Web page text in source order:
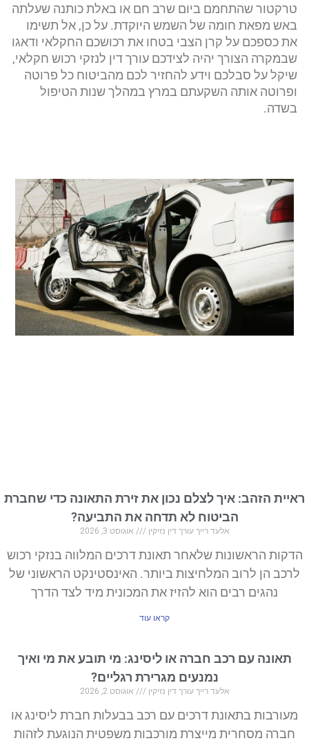
טרקטור שהתחמם ביום שרב חם או באלת כותנה שעלתה
באש מפאת חומה של השמש היוקדת. על כן, אל תשימו
את כספכם על קרן הצבי בטחו את רכושכם החקלאי ודאגו
שבמקרה הצורך יהיה לצידכם עורך דין לנזקי רכוש חקלאי,
שיקל על סבלכם וידע להחזיר לכם מהביטוח כל פרוטה
ופרוטה אותה השקעתם במרץ במהלך שנות הטיפול
בשדה.
ראיית הזהב: איך לצלם נכון את זירת התאונה כדי שחברת
הביטוח לא תדחה את התביעה?
אלעד רייך עורך דין נזיקין אוגוסט 3, 2026
הדקות הראשונות שלאחר תאונת דרכים המלווה בנזקי רכוש
לרכב הן לרוב המלחיצות ביותר. האינסטינקט הראשוני של
נהגים רבים הוא להזיז את המכונית מיד לצד הדרך
קראו עוד
תאונה עם רכב חברה או ליסינג: מי תובע את מי ואיך
נמנעים מגרירת רגליים?
אלעד רייך עורך דין נזיקין אוגוסט 2, 2026
מעורבות בתאונת דרכים עם רכב בבעלות חברת ליסינג או
חברה מסחרית מייצרת מורכבות משפטית הנוגעת לזהות